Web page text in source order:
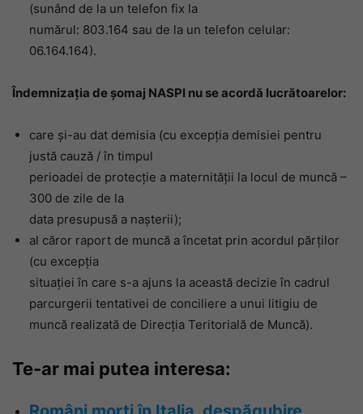
(sunând de la un telefon fix la
numărul: 803.164 sau de la un telefon celular:
06.164.164).
Îndemnizația de șomaj NASPI nu se acordă lucrătoarelor:
care şi-au dat demisia (cu excepţia demisiei pentru
justă cauză / în timpul
perioadei de protecţie a maternităţii la locul de muncă –
300 de zile de la
data presupusă a naşterii);
al căror raport de muncă a încetat prin acordul părţilor
(cu excepţia
situaţiei în care s-a ajuns la această decizie în cadrul
parcurgerii tentativei de conciliere a unui litigiu de
muncă realizată de Direcţia Teritorială de Muncă).
Te-ar mai putea interesa: